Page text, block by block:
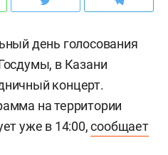
день голосования
в Казани
концерт.
на территории
уже в 14:00,сообщает